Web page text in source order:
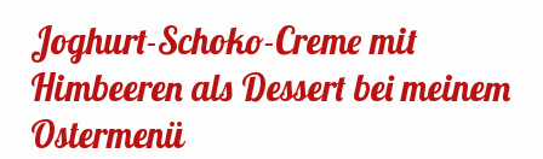
Joghurt-Schoko-Creme mit
Himbeeren als Dessert bei meinem
Ostermenü